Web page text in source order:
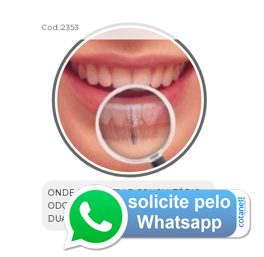
Cod.:2353
ONDE ENCONTRAR CONSULTÓRIO
ODONTOLÓGICO NO JARDIM MARIA
DUARTE